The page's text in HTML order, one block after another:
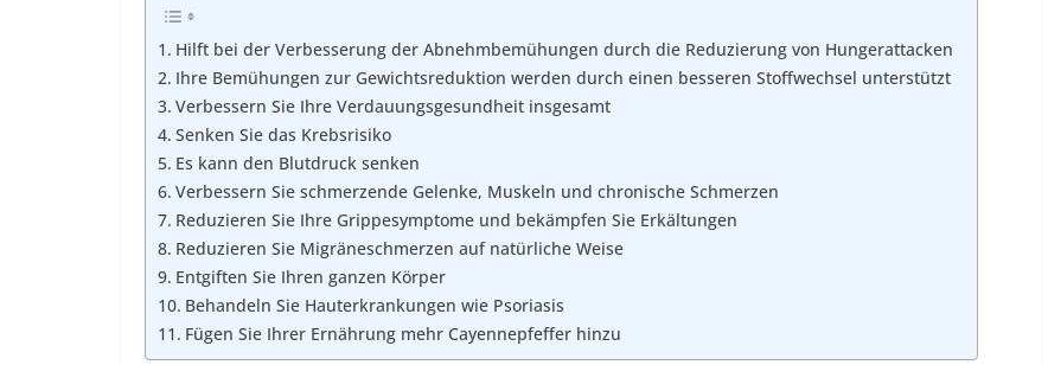
Hilft bei der Verbesserung der Abnehmbemühungen durch die Reduzierung von Hungerattacken
Ihre Bemühungen zur Gewichtsreduktion werden durch einen besseren Stoffwechsel unterstützt
Verbessern Sie Ihre Verdauungsgesundheit insgesamt
Senken Sie das Krebsrisiko
Es kann den Blutdruck senken
Verbessern Sie schmerzende Gelenke, Muskeln und chronische Schmerzen
Reduzieren Sie Ihre Grippesymptome und bekämpfen Sie Erkältungen
Reduzieren Sie Migräneschmerzen auf natürliche Weise
Entgiften Sie Ihren ganzen Körper
Behandeln Sie Hauterkrankungen wie Psoriasis
Fügen Sie Ihrer Ernährung mehr Cayennepfeffer hinzu